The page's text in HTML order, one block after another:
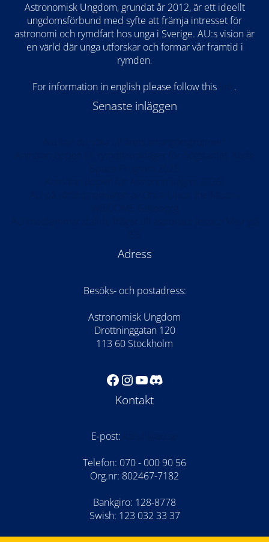
Astronomisk Ungdom, grundat år 2012, är ett ideellt
ungdomsförbund med syfte att främja intresset för
astronomi och rymdfart hos unga i Sverige. AU:s vision är
en värld där unga utforskar och formar vår framtid i
rymden.
For information in english please follow this
.
Senaste inläggen
Adress
Besöks- och postadress:
Astronomisk Ungdom
Drottninggatan 120
113 60 Stockholm
Facebook
Instagram
YouTube
Discord
Kontakt
E-post:
Telefon: 070 - 000 90 56
Org.nr: 802467-7182
Bankgiro: 128-8778
Swish: 123 032 33 37